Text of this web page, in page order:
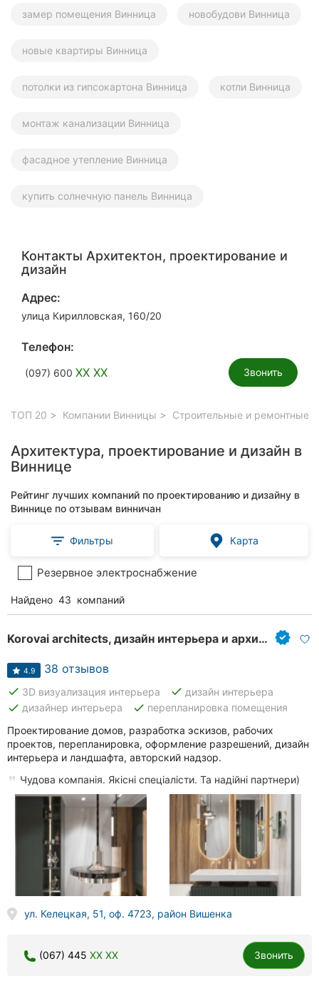
замер помещения Винница новобудови Винница
новые квартиры Винница
потолки из гипсокартона Винница котли Винница
монтаж канализации Винница
фасадное утепление Винница
купить солнечную панель Винница
Контакты Архитектон, проектирование и
дизайн
Адрес:
улица Кирилловская, 160/20
Телефон:
(097) 600 XX XX Звонить
ТОП 20 Компании Винницы Строительные и ремонтные
Архитектура, проектирование и дизайн в
Виннице
Рейтинг лучших компаний по проектированию и дизайну в
Виннице по отзывам винничан
Фильтры Карта
Резервное электроснабжение
Найдено 43 компаний
Korovai architects, дизайн интерьера и архитектура
4.9 38 отзывов
done 3D визуализация интерьера done дизайн интерьера
done дизайнер интерьера done перепланировка помещения
Проектирование домов, разработка эскизов, рабочих
проектов, перепланировка, оформление разрешений, дизайн
интерьера и ландшафта, авторский надзор.
Чудова компанія. Якісні спеціалісти. Та надійні партнери)
ул. Келецкая, 51, оф. 4723, район Вишенка
(067) 445 XX XX Звонить